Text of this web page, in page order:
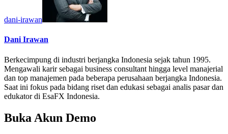
dani-irawan
Dani Irawan
Berkecimpung di industri berjangka Indonesia sejak tahun 1995.
Mengawali karir sebagai business consultant hingga level manajerial
dan top manajemen pada beberapa perusahaan berjangka Indonesia.
Saat ini fokus pada bidang riset dan edukasi sebagai analis pasar dan
edukator di EsaFX Indonesia.
Buka Akun Demo